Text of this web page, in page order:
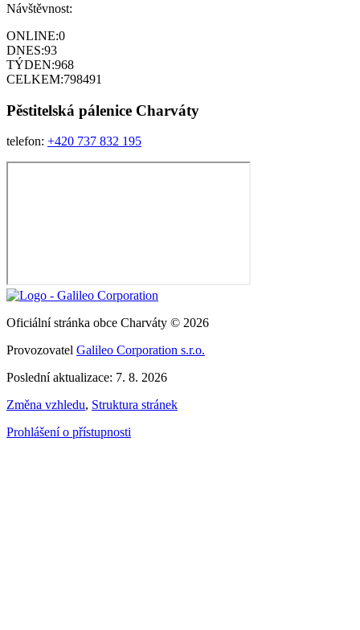
Návštěvnost:
ONLINE:0
DNES:93
TÝDEN:968
CELKEM:798491
Pěstitelská pálenice Charváty
telefon: +420 737 832 195
Oficiální stránka obce Charváty © 2026
Provozovatel Galileo Corporation s.r.o.
Poslední aktualizace: 7. 8. 2026
Změna vzhledu, Struktura stránek
Prohlášení o přístupnosti